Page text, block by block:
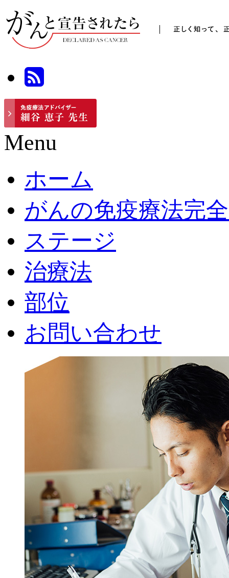
Menu
ホーム
がんの免疫療法完
ステージ
治療法
部位
お問い合わせ